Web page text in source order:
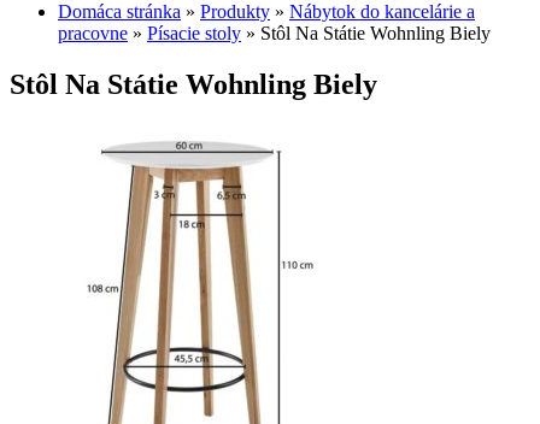
Domáca stránka » Produkty » Nábytok do kancelárie a
pracovne » Písacie stoly » Stôl Na Státie Wohnling Biely
Stôl Na Státie Wohnling Biely